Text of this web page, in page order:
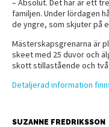
– Absolut. Det här är ett
familjen. Under lördagen
de yngre, som skjuter på
Mästerskapsgrenarna är
skeet med 25 duvor och
skott stillastående och
Detaljerad information
SUZANNE FREDRIKSSON